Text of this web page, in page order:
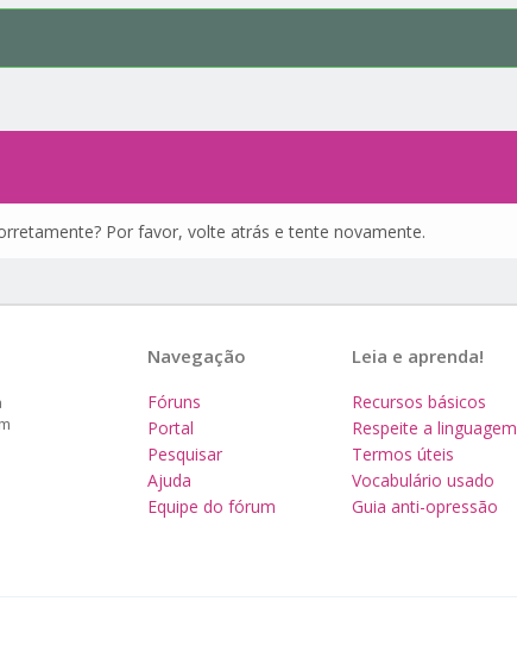
Por favor, volte atrás e tente novamente.
Leia e aprenda!
Recursos básicos
Respeite a linguagem
Termos úteis
Vocabulário usado
Guia anti-opressão
Navegação
Fóruns
Portal
Pesquisar
Ajuda
Equipe do fórum